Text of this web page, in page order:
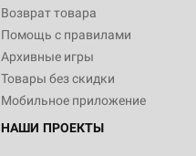
Возврат товара
Помощь с правилами
Архивные игры
Товары без скидки
Мобильное приложение
НАШИ ПРОЕКТЫ